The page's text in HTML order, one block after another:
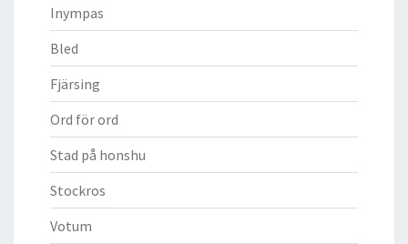
Inympas
Bled
Fjärsing
Ord för ord
Stad på honshu
Stockros
Votum